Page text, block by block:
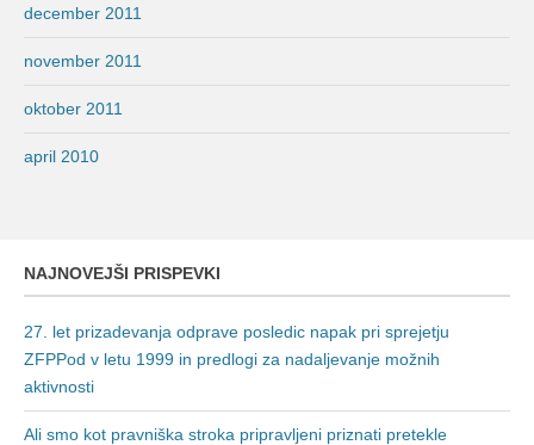
december 2011
november 2011
oktober 2011
april 2010
NAJNOVEJŠI PRISPEVKI
27. let prizadevanja odprave posledic napak pri sprejetju
ZFPPod v letu 1999 in predlogi za nadaljevanje možnih
aktivnosti
Ali smo kot pravniška stroka pripravljeni priznati pretekle